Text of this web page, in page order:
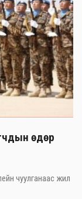
өдөр
чуулганаас жил